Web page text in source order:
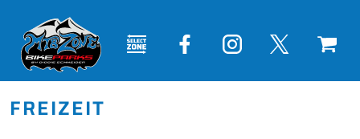
FREIZEIT